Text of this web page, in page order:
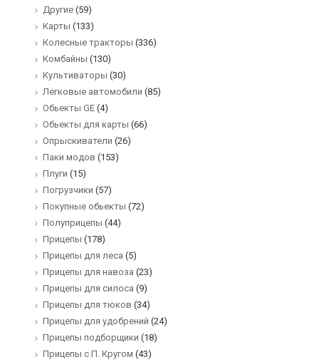
Другие (59)
Карты (133)
Колесные тракторы (336)
Комбайны (130)
Культиваторы (30)
Легковые автомобили (85)
Обьекты GE (4)
Обьекты для карты (66)
Опрыскиватели (26)
Паки модов (153)
Плуги (15)
Погрузчики (57)
Покупные обьекты (72)
Полуприцепы (44)
Прицепы (178)
Прицепы для леса (5)
Прицепы для навоза (23)
Прицепы для силоса (9)
Прицепы для тюков (34)
Прицепы для удобрений (24)
Прицепы подборщики (18)
Прицепы с П. Кругом (43)